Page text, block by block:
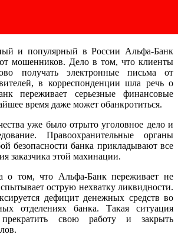
и популярный в России Альфа-Банк
от мошенников. Дело в том, что клиенты
получать электронные письма от
в корреспонденции шла речь о
переживает серьезные финансовые
время даже может обанкротиться.
уже было отрыто уголовное дело и
Правоохранительные органы
безопасности банка прикладывают все
заказчика этой махинации.
о том, что Альфа-Банк переживает не
острую нехватку ликвидности.
дефицит денежных средств во
отделениях банка. Такая ситуация
свою работу и закрыть